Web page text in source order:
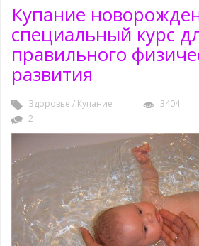
Купание
специальный курс
правильного
развития
Здоровье / Купание
3404
2